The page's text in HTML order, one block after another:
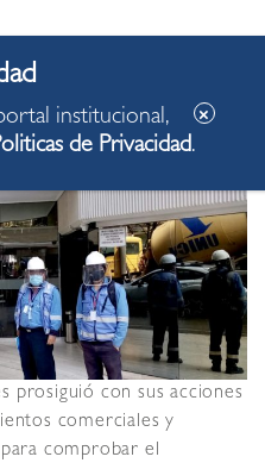
prosiguió con sus acciones
comerciales y
comprobar el
institucional,
de Privacidad.